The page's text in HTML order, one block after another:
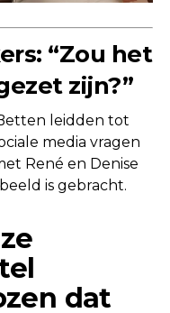
“Zou het
zijn?”
leidden tot
media vragen
René en Denise
is gebracht.
dat